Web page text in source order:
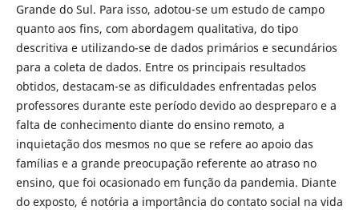
Grande do Sul. Para isso, adotou-se um estudo de campo
quanto aos fins, com abordagem qualitativa, do tipo
descritiva e utilizando-se de dados primários e secundários
para a coleta de dados. Entre os principais resultados
obtidos, destacam-se as dificuldades enfrentadas pelos
professores durante este período devido ao despreparo e a
falta de conhecimento diante do ensino remoto, a
inquietação dos mesmos no que se refere ao apoio das
famílias e a grande preocupação referente ao atraso no
ensino, que foi ocasionado em função da pandemia. Diante
do exposto, é notória a importância do contato social na vida